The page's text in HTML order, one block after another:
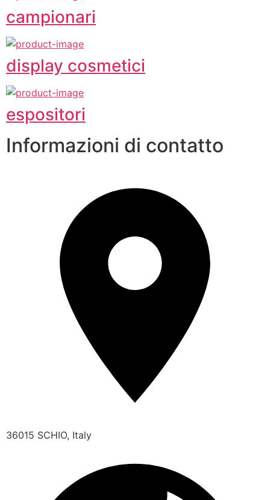
campionari
display cosmetici
espositori
Informazioni di contatto
36015 SCHIO, Italy